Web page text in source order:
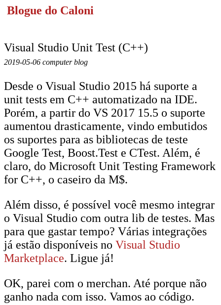
Blogue do Caloni
Visual Studio Unit Test (C++)
2019-05-06 computer blog
Desde o Visual Studio 2015 há suporte a
unit tests em C++ automatizado na IDE.
Porém, a partir do VS 2017 15.5 o suporte
aumentou drasticamente, vindo embutidos
os suportes para as bibliotecas de teste
Google Test, Boost.Test e CTest. Além, é
claro, do Microsoft Unit Testing Framework
for C++, o caseiro da M$.
Além disso, é possível você mesmo integrar
o Visual Studio com outra lib de testes. Mas
para que gastar tempo? Várias integrações
já estão disponíveis no Visual Studio
Marketplace. Ligue já!
OK, parei com o merchan. Até porque não
ganho nada com isso. Vamos ao código.